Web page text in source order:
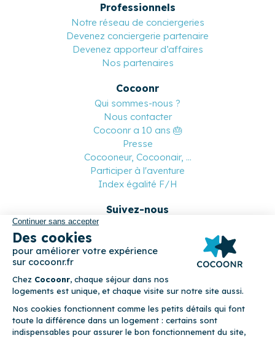
Professionnels
Notre réseau de conciergeries
Devenez conciergerie partenaire
Devenez apporteur d’affaires
Nos partenaires
Cocoonr
Qui sommes-nous ?
Nous contacter
Cocoonr a 10 ans 🎂
Presse
Cocooneur, Cocoonair, ...
Participer à l'aventure
Index égalité F/H
Suivez-nous